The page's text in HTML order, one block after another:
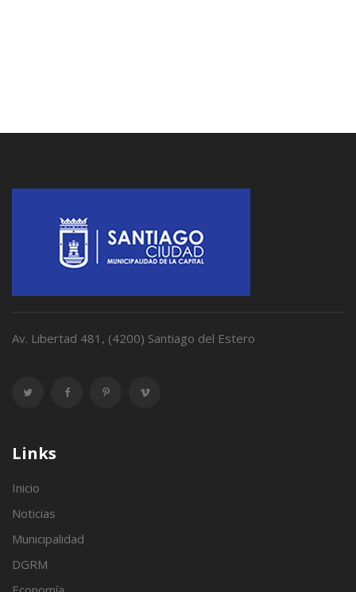
Av. Libertad 481, (4200) Santiago del Estero
Links
Inicio
Noticias
Municipalidad
DGRM